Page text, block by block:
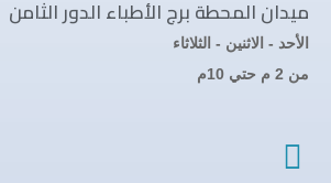
ميدان المحطة برج الأطباء الدور الثامن
الأحد - الاثنين - الثلاثاء
من 2 م حتي 10م